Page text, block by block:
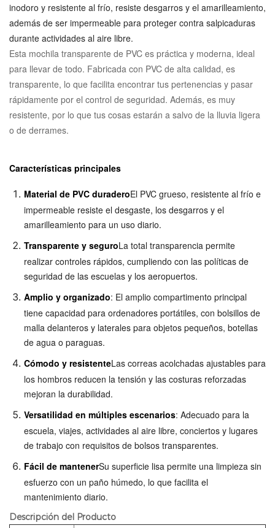
inodoro y resistente al frío, resiste desgarros y el amarilleamiento,
además de ser impermeable para proteger contra salpicaduras
durante actividades al aire libre.
Esta mochila transparente de PVC es práctica y moderna, ideal
para llevar de todo. Fabricada con PVC de alta calidad, es
transparente, lo que facilita encontrar tus pertenencias y pasar
rápidamente por el control de seguridad. Además, es muy
resistente, por lo que tus cosas estarán a salvo de la lluvia ligera
o de derrames.
Características principales
Material de PVC duraderoEl PVC grueso, resistente al frío e
impermeable resiste el desgaste, los desgarros y el
amarilleamiento para un uso diario.
Transparente y seguroLa total transparencia permite
realizar controles rápidos, cumpliendo con las políticas de
seguridad de las escuelas y los aeropuertos.
Amplio y organizado: El amplio compartimento principal
tiene capacidad para ordenadores portátiles, con bolsillos de
malla delanteros y laterales para objetos pequeños, botellas
de agua o paraguas.
Cómodo y resistenteLas correas acolchadas ajustables para
los hombros reducen la tensión y las costuras reforzadas
mejoran la durabilidad.
Versatilidad en múltiples escenarios: Adecuado para la
escuela, viajes, actividades al aire libre, conciertos y lugares
de trabajo con requisitos de bolsos transparentes.
Fácil de mantenerSu superficie lisa permite una limpieza sin
esfuerzo con un paño húmedo, lo que facilita el
mantenimiento diario.
Descripción del Producto